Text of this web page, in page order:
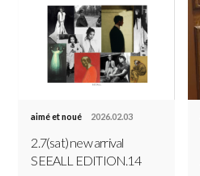
aimé et noué 2026.02.03
2.7(sat) new arrival
SEEALL EDITION.14